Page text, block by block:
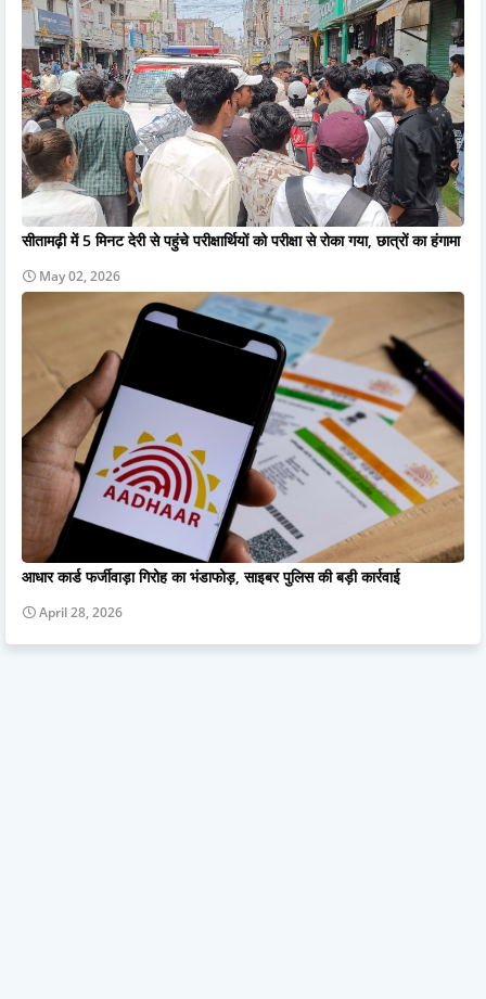
सीतामढ़ी में 5 मिनट देरी से पहुंचे परीक्षार्थियों को परीक्षा से रोका गया, छात्रों का हंगामा
May 02, 2026
आधार कार्ड फर्जीवाड़ा गिरोह का भंडाफोड़, साइबर पुलिस की बड़ी कार्रवाई
April 28, 2026